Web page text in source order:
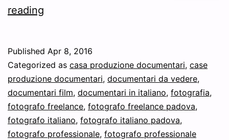
reading
Documentari
–
Cercavi
delle
case
Published Apr 8, 2016
Categorized as casa produzione documentari, case
produzione documentari, documentari da vedere,
documentari film, documentari in italiano, fotografia,
fotografo freelance, fotografo freelance padova,
fotografo italiano, fotografo italiano padova,
fotografo professionale, fotografo professionale